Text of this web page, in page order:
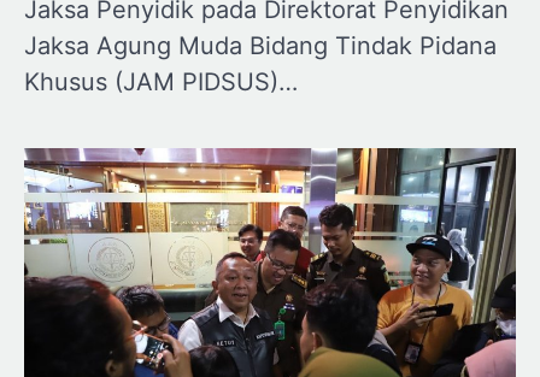
Jaksa Penyidik pada Direktorat Penyidikan
Jaksa Agung Muda Bidang Tindak Pidana
Khusus (JAM PIDSUS)…